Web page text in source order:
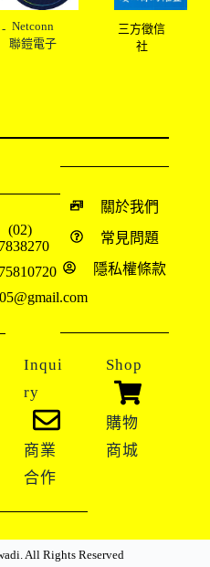
Netconn
聯鎧電子
三方徵信
社
(02)
關於我們
常見問題
隱私權條款
Inqui
ry
商業
合作
Shop
購物
商城
All Rights Reserved